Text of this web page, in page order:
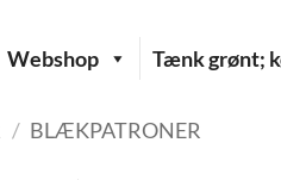
Webshop Tænk grønt;
/ BLÆKPATRONER